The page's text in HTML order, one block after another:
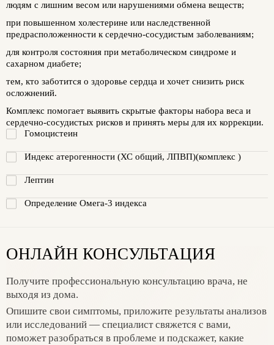
людям с лишним весом или нарушениями обмена веществ;
при повышенном холестерине или наследственной
предрасположенности к сердечно-сосудистым заболеваниям;
для контроля состояния при метаболическом синдроме и
сахарном диабете;
тем, кто заботится о здоровье сердца и хочет снизить риск
осложнений.
Комплекс помогает выявить скрытые факторы набора веса и
сердечно-сосудистых рисков и принять меры для их коррекции.
Гомоцистеин
Индекс атерогенности (ХС общий, ЛПВП)(комплекс )
Лептин
Определение Омега-3 индекса
ОНЛАЙН КОНСУЛЬТАЦИЯ
Получите профессиональную консультацию врача, не
выходя из дома.
Опишите свои симптомы, приложите результаты анализов
или исследований — специалист свяжется с вами,
поможет разобраться в проблеме и подскажет, какие